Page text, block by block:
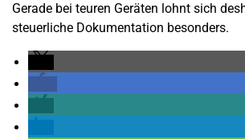
Gerade bei teuren Geräten lohnt sich
steuerliche Dokumentation besonders.